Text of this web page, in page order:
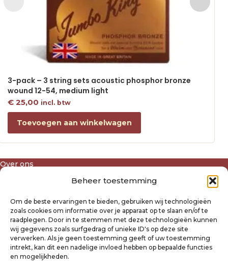
Beheer toestemming
Om de beste ervaringen te bieden, gebruiken wij technologieën
zoals cookies om informatie over je apparaat op te slaan en/of te
raadplegen. Door in te stemmen met deze technologieën kunnen
wij gegevens zoals surfgedrag of unieke ID's op deze site
verwerken. Als je geen toestemming geeft of uw toestemming
intrekt, kan dit een nadelige invloed hebben op bepaalde functies
en mogelijkheden.
3-pack – 3 string sets acoustic phosphor bronze
wound 12-54, medium light
€25,00 incl. btw
Toevoegen aan winkelwagen
Over ons
Algemene voorwaarden
Privacyverklaring Raysland
Cookiebeleid
Mijn account
Klantenservice
Contact